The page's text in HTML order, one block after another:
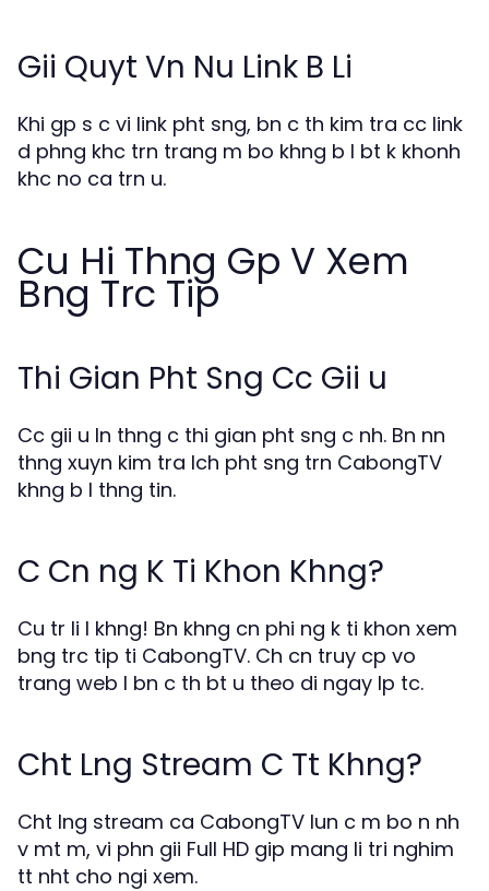
Gii Quyt Vn Nu Link B Li
Khi gp s c vi link pht sng, bn c th kim tra cc link
d phng khc trn trang m bo khng b l bt k khonh
khc no ca trn u.
Cu Hi Thng Gp V Xem
Bng Trc Tip
Thi Gian Pht Sng Cc Gii u
Cc gii u ln thng c thi gian pht sng c nh. Bn nn
thng xuyn kim tra lch pht sng trn CabongTV
khng b l thng tin.
C Cn ng K Ti Khon Khng?
Cu tr li l khng! Bn khng cn phi ng k ti khon xem
bng trc tip ti CabongTV. Ch cn truy cp vo
trang web l bn c th bt u theo di ngay lp tc.
Cht Lng Stream C Tt Khng?
Cht lng stream ca CabongTV lun c m bo n nh
v mt m, vi phn gii Full HD gip mang li tri nghim
tt nht cho ngi xem.